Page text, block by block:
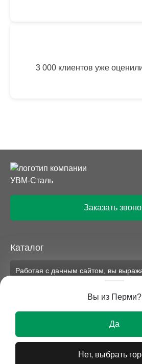
3 000 клиентов уже
Заказать
Каталог
Компания
исключительно информационный
каких условиях не является
Вы из Перми?
Да
Нет, выбрать
Работая с данным сайтом, вы
данных на условиях, изложенных в